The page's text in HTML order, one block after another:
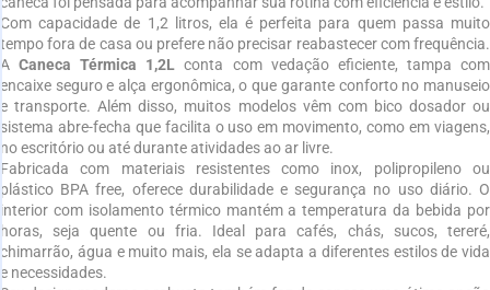
Com capacidade de 1,2 litros, ela é perfeita para quem passa muito
tempo fora de casa ou prefere não precisar reabastecer com frequência.
ACaneca Térmica 1,2L conta com vedação eficiente, tampa com
encaixe seguro e alça ergonômica, o que garante conforto no manuseio
e transporte. Além disso, muitos modelos vêm com bico dosador ou
sistema abre-fecha que facilita o uso em movimento, como em viagens,
no escritório ou até durante atividades ao ar livre.
Fabricada com materiais resistentes como inox, polipropileno ou
plástico BPA free, oferece durabilidade e segurança no uso diário. O
interior com isolamento térmico mantém a temperatura da bebida por
horas, seja quente ou fria. Ideal para cafés, chás, sucos, tereré,
chimarrão, água e muito mais, ela se adapta a diferentes estilos de vida
e necessidades.